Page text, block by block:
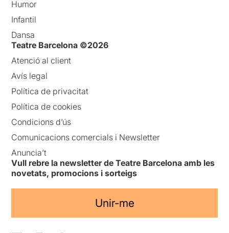
Humor
Infantil
Dansa
Teatre Barcelona ©2026
Atenció al client
Avís legal
Política de privacitat
Política de cookies
Condicions d’ús
Comunicacions comercials i Newsletter
Anuncia’t
Vull rebre la newsletter de Teatre Barcelona amb les
novetats, promocions i sorteigs
Unir-me